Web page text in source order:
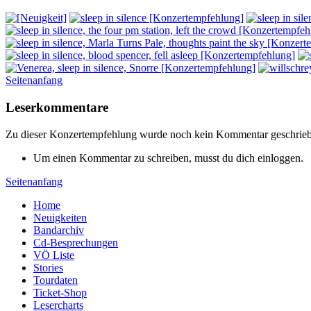
Seitenanfang
Leserkommentare
Zu dieser Konzertempfehlung wurde noch kein Kommentar
Um einen Kommentar zu schreiben, musst du dich einloggen.
Seitenanfang
Home
Neuigkeiten
Bandarchiv
Cd-Besprechungen
VÖ Liste
Stories
Tourdaten
Ticket-Shop
Lesercharts